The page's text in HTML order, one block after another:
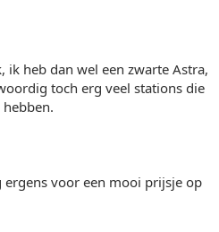
heb dan wel een zwarte Astra,
toch erg veel stations die
voor een mooi prijsje op